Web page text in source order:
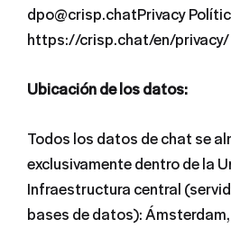
dpo@crisp.chatPrivacy
https://crisp.chat/en/privacy/
Ubicación de los datos:
Todos los datos de chat se
exclusivamente dentro de la
Infraestructura central
bases de datos):